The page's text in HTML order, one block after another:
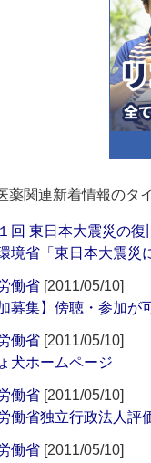
関連新着情報のタ
１回 東日本大震災の
境省「東日本大震災
働省 [2011/05/10]
加募集】傍聴・参加
働省 [2011/05/10]
犬ホームページ
働省 [2011/05/10]
働省独立行政法人評
働省 [2011/05/10]